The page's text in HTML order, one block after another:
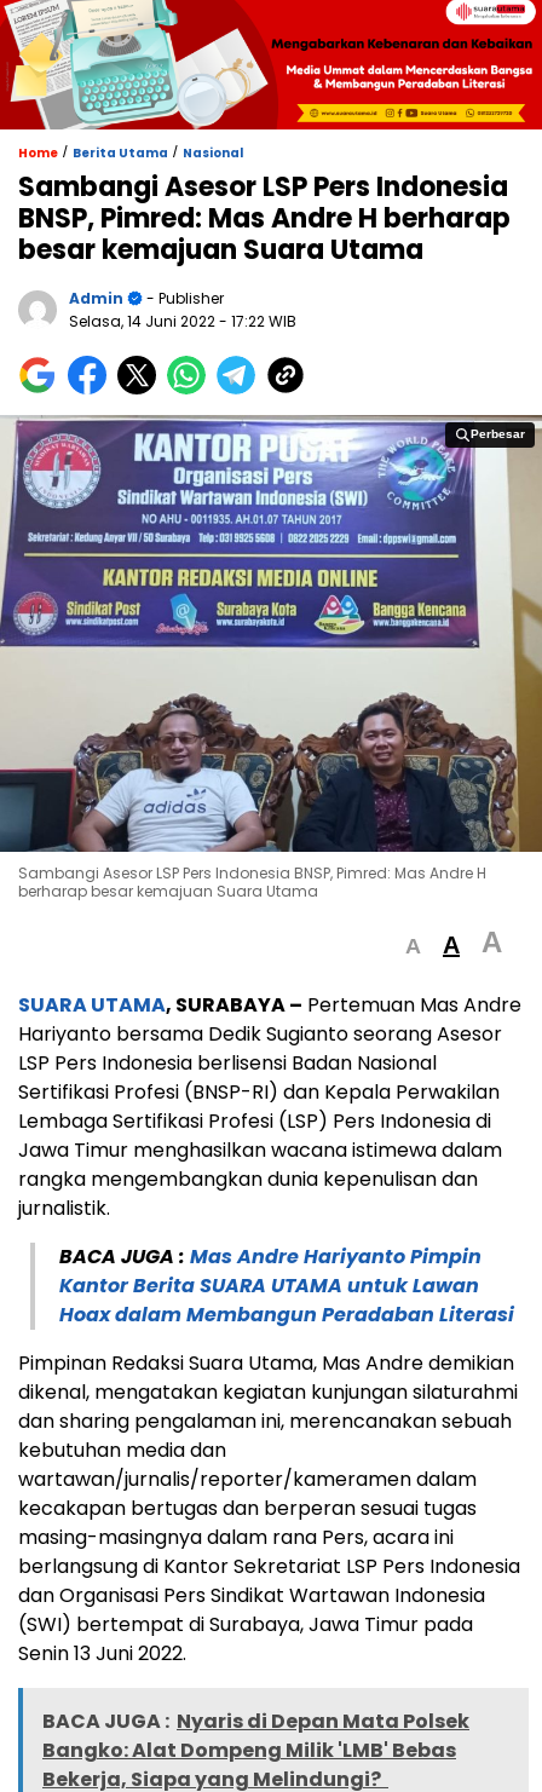
Home / Berita Utama / Nasional
Sambangi Asesor LSP Pers Indonesia
BNSP, Pimred: Mas Andre H berharap
besar kemajuan Suara Utama
Admin
- Publisher
Selasa, 14 Juni 2022- 17:22 WIB
Perbesar
Perbesar
Sambangi Asesor LSP Pers Indonesia BNSP, Pimred: Mas Andre H
berharap besar kemajuan Suara Utama
A A A
SUARA UTAMA, SURABAYA – Pertemuan Mas Andre
Hariyanto bersama Dedik Sugianto seorang Asesor
LSP Pers Indonesia berlisensi Badan Nasional
Sertifikasi Profesi (BNSP-RI) dan Kepala Perwakilan
Lembaga Sertifikasi Profesi (LSP) Pers Indonesia di
Jawa Timur menghasilkan wacana istimewa dalam
rangka mengembangkan dunia kepenulisan dan
jurnalistik.
BACA JUGA : Mas Andre Hariyanto Pimpin
Kantor Berita SUARA UTAMA untuk Lawan
Hoax dalam Membangun Peradaban Literasi
Pimpinan Redaksi Suara Utama, Mas Andre demikian
dikenal, mengatakan kegiatan kunjungan silaturahmi
dan sharing pengalaman ini, merencanakan sebuah
kebutuhan media dan
wartawan/jurnalis/reporter/kameramen dalam
kecakapan bertugas dan berperan sesuai tugas
masing-masingnya dalam rana Pers, acara ini
berlangsung di Kantor Sekretariat LSP Pers Indonesia
dan Organisasi Pers Sindikat Wartawan Indonesia
(SWI) bertempat di Surabaya, Jawa Timur pada
Senin 13 Juni 2022.
BACA JUGA : Nyaris di Depan Mata Polsek
Bangko: Alat Dompeng Milik 'LMB' Bebas
Bekerja, Siapa yang Melindungi?